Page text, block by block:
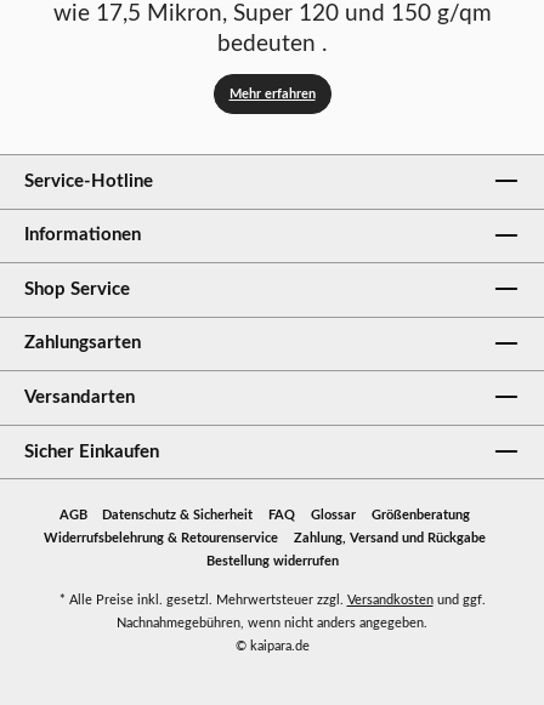
wie 17,5 Mikron, Super 120 und 150 g/qm
bedeuten .
Mehr erfahren
Service-Hotline
Informationen
Shop Service
Zahlungsarten
Versandarten
Sicher Einkaufen
AGB Datenschutz & Sicherheit FAQ Glossar
Größenberatung
Widerrufsbelehrung & Retourenservice
Zahlung, Versand und Rückgabe
Bestellung widerrufen
* Alle Preise inkl. gesetzl. Mehrwertsteuer zzgl. Versandkostenund ggf.
Nachnahmegebühren, wenn nicht anders angegeben.
© kaipara.de